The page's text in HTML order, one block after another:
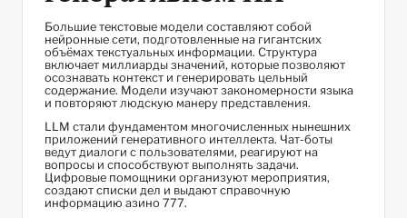
Большие текстовые модели составляют собой
нейронные сети, подготовленные на гигантских
объёмах текстуальных информации. Структура
включает миллиарды значений, которые позволяют
осознавать контекст и генерировать цельный
содержание. Модели изучают закономерности языка
и повторяют людскую манеру представления.
LLM стали фундаментом многочисленных нынешних
приложений генеративного интеллекта. Чат-боты
ведут диалоги с пользователями, реагируют на
вопросы и способствуют выполнять задачи.
Цифровые помощники организуют мероприятия,
создают списки дел и выдают справочную
информацию азино 777.